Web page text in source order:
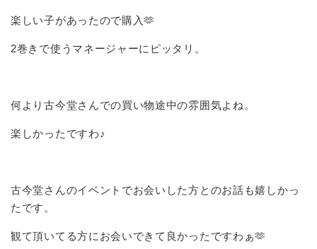
楽しい子があったので購入🫶
2巻きで使うマネージャーにピッタリ。
何より古今堂さんでの買い物途中の雰囲気よね。
楽しかったですわ♪
古今堂さんのイベントでお会いした方とのお話も嬉しかっ
たです。
観て頂いてる方にお会いできて良かったですわぁ🫶